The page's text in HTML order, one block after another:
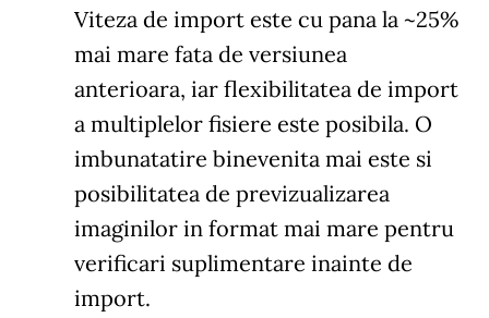
Viteza de import este cu pana la ~25%
mai mare fata de versiunea
anterioara, iar flexibilitatea de import
a multiplelor fisiere este posibila. O
imbunatatire binevenita mai este si
posibilitatea de previzualizarea
imaginilor in format mai mare pentru
verificari suplimentare inainte de
import.